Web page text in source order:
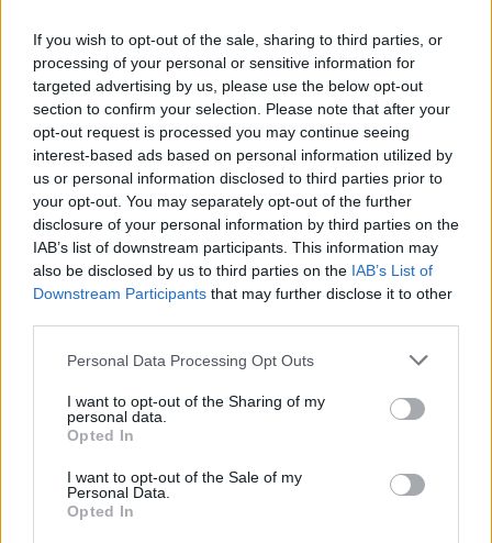
If you wish to opt-out of the sale, sharing to third parties, or
processing of your personal or sensitive information for
targeted advertising by us, please use the below opt-out
section to confirm your selection. Please note that after your
opt-out request is processed you may continue seeing
interest-based ads based on personal information utilized by
us or personal information disclosed to third parties prior to
your opt-out. You may separately opt-out of the further
disclosure of your personal information by third parties on the
IAB’s list of downstream participants. This information may
also be disclosed by us to third parties on the IAB’s List of
Downstream Participants that may further disclose it to other
Personal Data Processing Opt Outs
I want to opt-out of the Sharing of my
personal data.
Opted In
I want to opt-out of the Sale of my
Personal Data.
Opted In